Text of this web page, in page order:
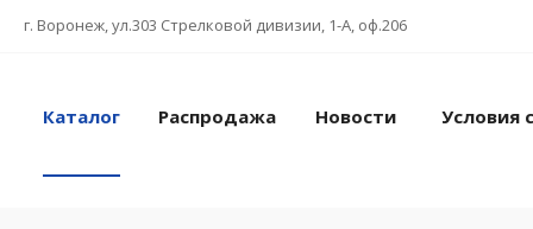
г. Воронеж, ул.303 Стрелковой дивизии, 1-А, оф.206
Каталог Распродажа Новости Условия